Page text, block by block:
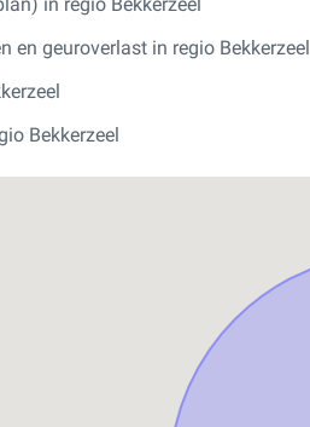
en geuroverlast in regio Bekkerzeel
Bekkerzeel